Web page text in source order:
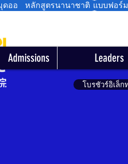
ดออนไลน์หลักสูตรนานาชาติ แบบฟอร์
Admissions Leaders
โบรชัวร์อิเล็ก